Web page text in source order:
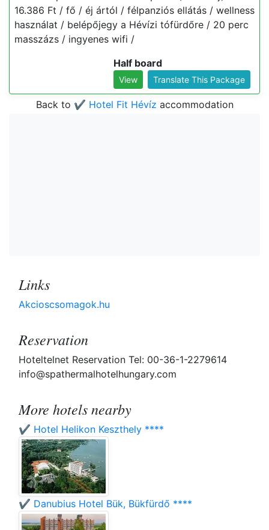
16.386 Ft / fő / éj ártól / félpanziós ellátás / wellness
használat / belépőjegy a Hévízi tófürdőre / 20 perc
masszázs / ingyenes wifi /
Half board
View Translate This Package
Back to ✔️ Hotel Fit Hévíz accommodation
Links
Akcioscsomagok.hu
Reservation
Hoteltelnet Reservation Tel: 00-36-1-2279614
info@spathermalhotelhungary.com
More hotels nearby
✔️ Hotel Helikon Keszthely ****
✔️ Danubius Hotel Bük, Bükfürdő ****